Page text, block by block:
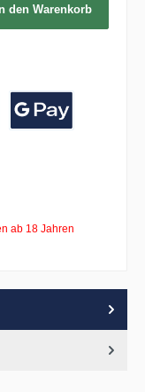
In den Warenkorb
ab 18 Jahren